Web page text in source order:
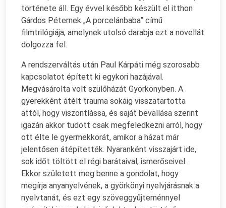
története áll. Egy évvel később készült el itthon
Gárdos Péternek „A porcelánbaba” című
filmtrilógiája, amelynek utolsó darabja ezt a novellát
dolgozza fel.
A rendszerváltás után Paul Kárpáti még szorosabb
kapcsolatot épített ki egykori hazájával.
Megvásárolta volt szülőházát Györkönyben. A
gyerekként átélt trauma sokáig visszatartotta
attól, hogy viszontlássa, és saját bevallása szerint
igazán akkor tudott csak megfeledkezni arról, hogy
ott élte le gyermekkorát, amikor a házat már
jelentősen átépítették. Nyaranként visszajárt ide,
sok időt töltött el régi barátaival, ismerőseivel.
Ekkor született meg benne a gondolat, hogy
megírja anyanyelvének, a györkönyi nyelvjárásnak a
nyelvtanát, és ezt egy szöveggyűjteménnyel